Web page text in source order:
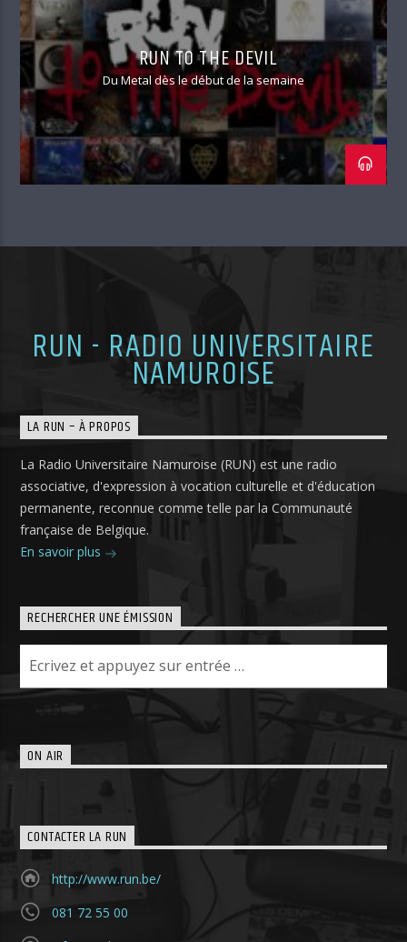
RUN TO THE DEVIL
Du Metal dès le début de la semaine
RUN - RADIO UNIVERSITAIRE
NAMUROISE
LA RUN – À PROPOS
La Radio Universitaire Namuroise (RUN) est une radio
associative, d'expression à vocation culturelle et d'éducation
permanente, reconnue comme telle par la Communauté
française de Belgique.
En savoir plus
RECHERCHER UNE ÉMISSION
ON AIR
CONTACTER LA RUN
http://www.run.be/
081 72 55 00